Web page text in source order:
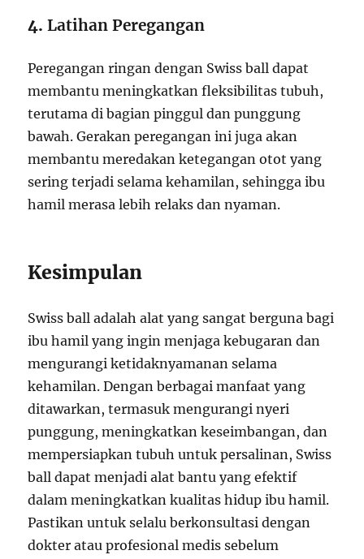
4.Latihan Peregangan
Peregangan ringan dengan Swiss ball dapat
membantu meningkatkan fleksibilitas tubuh,
terutama di bagian pinggul dan punggung
bawah. Gerakan peregangan ini juga akan
membantu meredakan ketegangan otot yang
sering terjadi selama kehamilan, sehingga ibu
hamil merasa lebih relaks dan nyaman.
Kesimpulan
Swiss ball adalah alat yang sangat berguna bagi
ibu hamil yang ingin menjaga kebugaran dan
mengurangi ketidaknyamanan selama
kehamilan. Dengan berbagai manfaat yang
ditawarkan, termasuk mengurangi nyeri
punggung, meningkatkan keseimbangan, dan
mempersiapkan tubuh untuk persalinan, Swiss
ball dapat menjadi alat bantu yang efektif
dalam meningkatkan kualitas hidup ibu hamil.
Pastikan untuk selalu berkonsultasi dengan
dokter atau profesional medis sebelum